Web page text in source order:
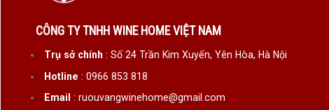
CÔNG TY TNHH WINE HOME VIỆT NAM
Trụ sở chính : Số 24 Trần Kim Xuyến, Yên Hòa, Hà Nội
Hotline : 0966 853 818
Email : ruouvangwinehome@gmail.com